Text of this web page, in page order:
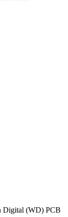
Digital (WD) PCB